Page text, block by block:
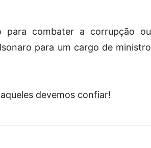
combater a corrupção ou
para um cargo de ministro
devemos confiar!